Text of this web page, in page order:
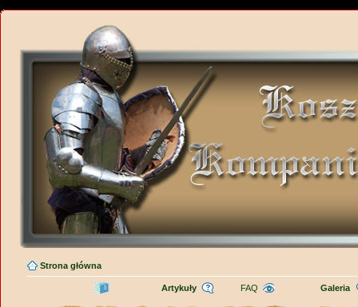
Strona główna
Artykuły FAQ Galeria